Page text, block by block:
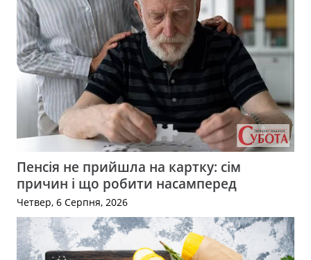
Пенсія не прийшла на картку: сім
причин і що робити насамперед
Четвер, 6 Серпня, 2026